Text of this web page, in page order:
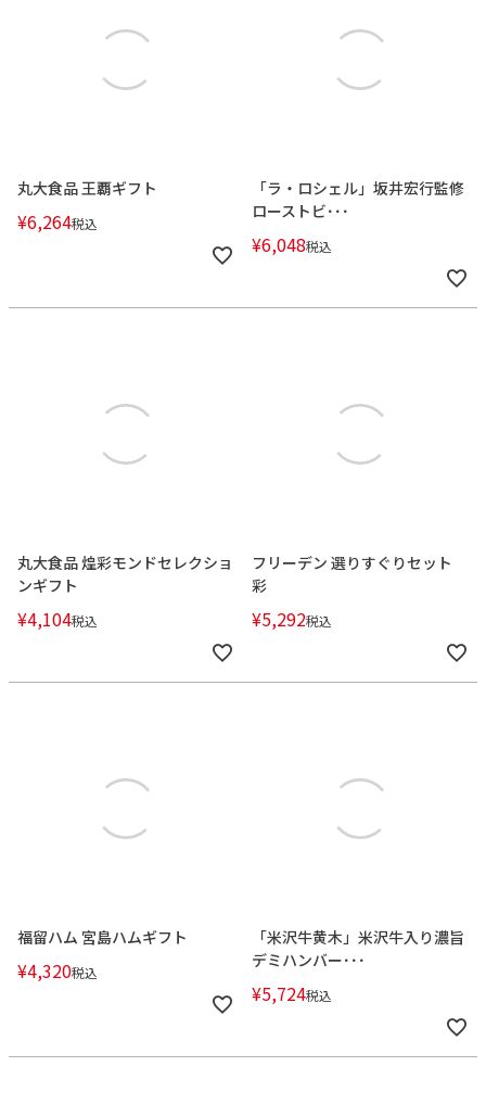
丸大食品 王覇ギフト
¥6,264税込
「ラ・ロシェル」坂井宏行監修
ローストビ･･･
¥6,048税込
丸大食品 煌彩モンドセレクショ
ンギフト
¥4,104税込
フリーデン 選りすぐりセット
彩
¥5,292税込
福留ハム 宮島ハムギフト
¥4,320税込
「米沢牛黄木」米沢牛入り濃旨
デミハンバー･･･
¥5,724税込